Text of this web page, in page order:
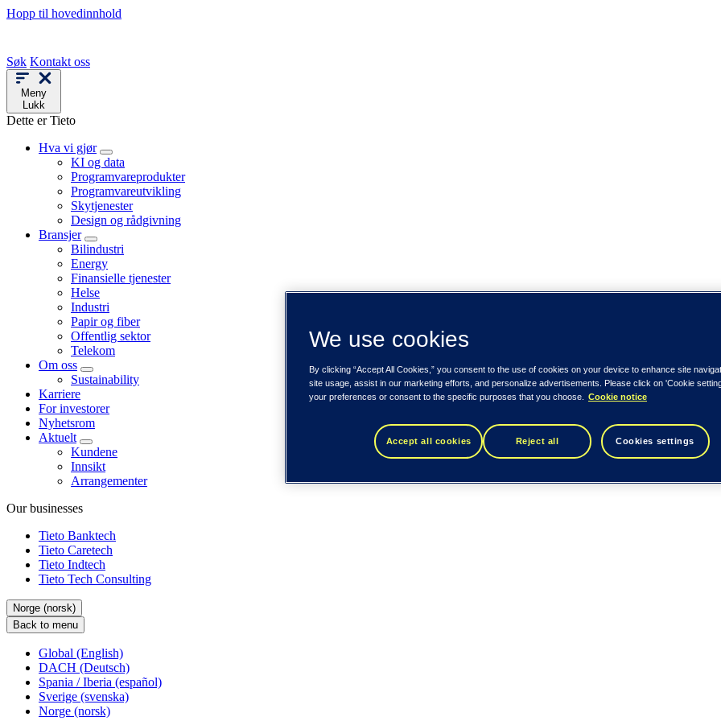
Hopp til hovedinnhold
Søk Kontakt oss
Meny
Lukk
Dette er Tieto
Hva vi gjør
KI og data
Programvareprodukter
Programvareutvikling
Skytjenester
Design og rådgivning
Bransjer
Bilindustri
Energy
Finansielle tjenester
Helse
Industri
Papir og fiber
Offentlig sektor
Telekom
Om oss
Sustainability
Karriere
For investorer
Nyhetsrom
Aktuelt
Kundene
Innsikt
Arrangementer
Our businesses
Tieto Banktech
Tieto Caretech
Tieto Indtech
Tieto Tech Consulting
Norge (norsk)
Back to menu
Global (English)
DACH (Deutsch)
Spania / Iberia (español)
Sverige (svenska)
Norge (norsk)
We use cookies
By clicking “Accept All Cookies,” you consent to the use of cookies on your device to enhance site
site usage, assist in our marketing efforts, and personalize advertisements. Please click on 'Cookie
your preferences or consent to the specific purposes that you choose.
Cookie notice
Accept all cookies Reject all Cookies settings